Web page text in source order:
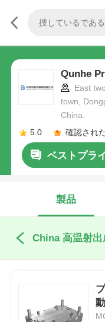
Qunhe
East
town,
China.
5.0
確認され
ベストプラ
製品
China 高温射出